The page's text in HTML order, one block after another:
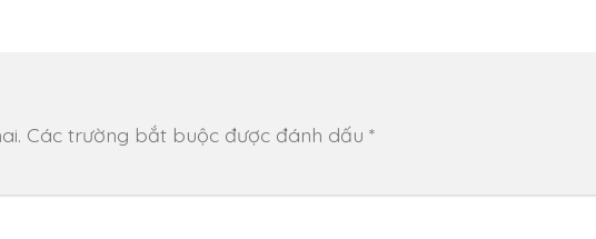
Các trường bắt buộc được đánh dấu *